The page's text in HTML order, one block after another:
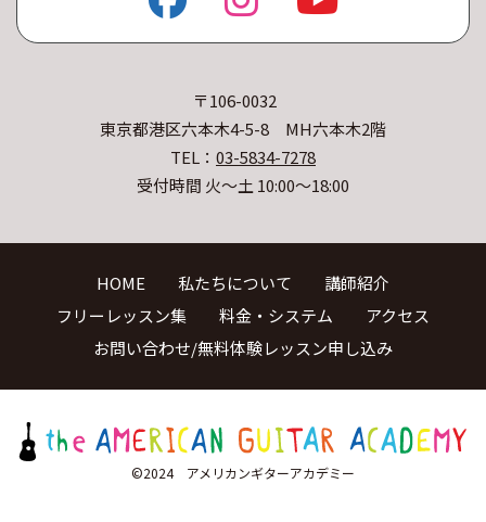
〒106-0032
東京都港区六本木4-5-8 MH六本木2階
TEL： 03-5834-7278
受付時間 火〜土 10:00〜18:00
HOME 私たちについて
講師紹介
フリーレッスン集
料金・システム
アクセス
お問い合わせ/無料体験レッスン申し込み
©2024 アメリカンギターアカデミー